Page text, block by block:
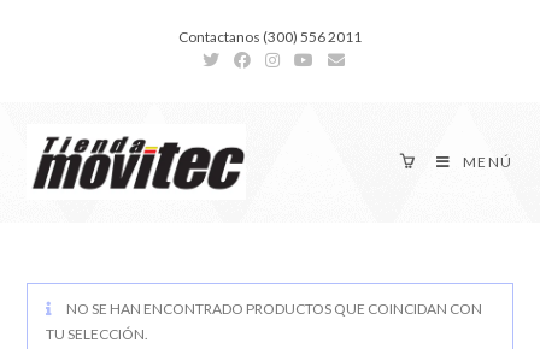
Contactanos (300) 556 2011
MENÚ
NO SE HAN ENCONTRADO PRODUCTOS QUE COINCIDAN CON
TU SELECCIÓN.